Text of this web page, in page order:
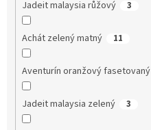
Jadeit malaysia růžový 3
Achát zelený matný 11
Aventurín oranžový fasetovaný
Jadeit malaysia zelený 3